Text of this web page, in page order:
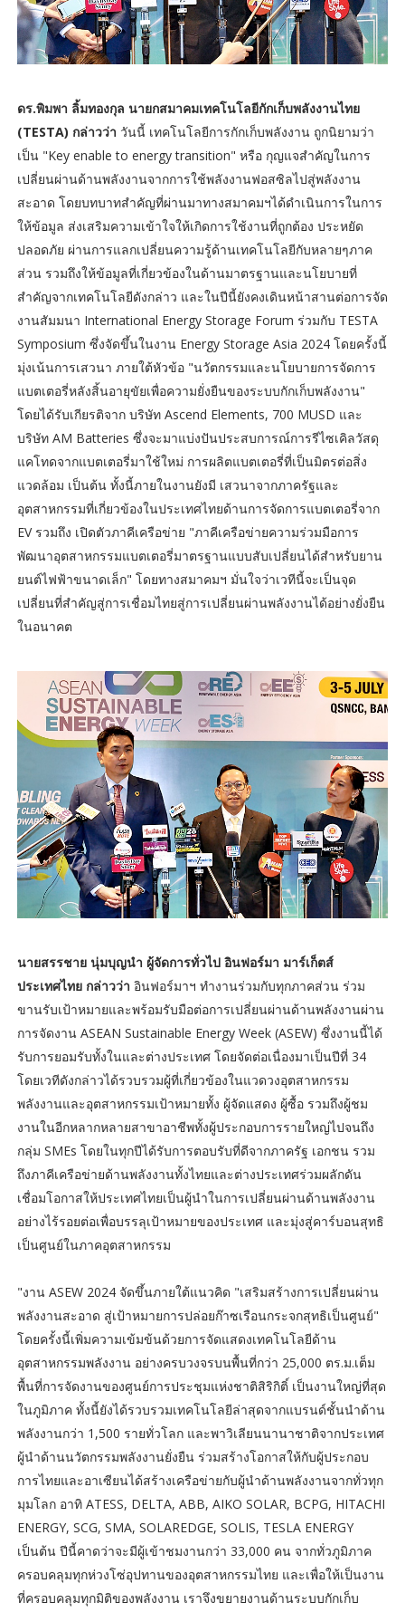
ดร.พิมพา ลิ้มทองกุล นายกสมาคมเทคโนโลยีกักเก็บพลังงานไทย
(TESTA) กล่าวว่า วันนี้ เทคโนโลยีการกักเก็บพลังงาน ถูกนิยามว่า
เป็น "Key enable to energy transition" หรือ กุญแจสำคัญในการ
เปลี่ยนผ่านด้านพลังงานจากการใช้พลังงานฟอสซิลไปสู่พลังงาน
สะอาด โดยบทบาทสำคัญที่ผ่านมาทางสมาคมฯได้ดำเนินการในการ
ให้ข้อมูล ส่งเสริมความเข้าใจให้เกิดการใช้งานที่ถูกต้อง ประหยัด
ปลอดภัย ผ่านการแลกเปลี่ยนความรู้ด้านเทคโนโลยีกับหลายๆภาค
ส่วน รวมถึงให้ข้อมูลที่เกี่ยวข้องในด้านมาตรฐานและนโยบายที่
สำคัญจากเทคโนโลยีดังกล่าว และในปีนี้ยังคงเดินหน้าสานต่อการจัด
งานสัมมนา International Energy Storage Forum ร่วมกับ TESTA
Symposium ซึ่งจัดขึ้นในงาน Energy Storage Asia 2024 โดยครั้งนี้
มุ่งเน้นการเสวนา ภายใต้หัวข้อ "นวัตกรรมและนโยบายการจัดการ
แบตเตอรี่หลังสิ้นอายุขัยเพื่อความยั่งยืนของระบบกักเก็บพลังงาน"
โดยได้รับเกียรติจาก บริษัท Ascend Elements, 700 MUSD และ
บริษัท AM Batteries ซึ่งจะมาแบ่งปันประสบการณ์การรีไซเคิลวัสดุ
แคโทดจากแบตเตอรี่มาใช้ใหม่ การผลิตแบตเตอรี่ที่เป็นมิตรต่อสิ่ง
แวดล้อม เป็นต้น ทั้งนี้ภายในงานยังมี เสวนาจากภาครัฐและ
อุตสาหกรรมที่เกี่ยวข้องในประเทศไทยด้านการจัดการแบตเตอรี่จาก
EV รวมถึง เปิดตัวภาคีเครือข่าย "ภาคีเครือข่ายความร่วมมือการ
พัฒนาอุตสาหกรรมแบตเตอรี่มาตรฐานแบบสับเปลี่ยนได้สำหรับยาน
ยนต์ไฟฟ้าขนาดเล็ก" โดยทางสมาคมฯ มั่นใจว่าเวทีนี้จะเป็นจุด
เปลี่ยนที่สำคัญสู่การเชื่อมไทยสู่การเปลี่ยนผ่านพลังงานได้อย่างยั่งยืน
ในอนาคต
นายสรรชาย นุ่มบุญนำ ผู้จัดการทั่วไป อินฟอร์มา มาร์เก็ตส์
ประเทศไทย กล่าวว่า อินฟอร์มาฯ ทำงานร่วมกับทุกภาคส่วน ร่วม
ขานรับเป้าหมายและพร้อมรับมือต่อการเปลี่ยนผ่านด้านพลังงานผ่าน
การจัดงาน ASEAN Sustainable Energy Week (ASEW) ซึ่งงานนี้ได้
รับการยอมรับทั้งในและต่างประเทศ โดยจัดต่อเนื่องมาเป็นปีที่ 34
โดยเวทีดังกล่าวได้รวบรวมผู้ที่เกี่ยวข้องในแวดวงอุตสาหกรรม
พลังงานและอุตสาหกรรมเป้าหมายทั้ง ผู้จัดแสดง ผู้ซื้อ รวมถึงผู้ชม
งานในอีกหลากหลายสาขาอาชีพทั้งผู้ประกอบการรายใหญ่ไปจนถึง
กลุ่ม SMEs โดยในทุกปีได้รับการตอบรับที่ดีจากภาครัฐ เอกชน รวม
ถึงภาคีเครือข่ายด้านพลังงานทั้งไทยและต่างประเทศร่วมผลักดัน
เชื่อมโอกาสให้ประเทศไทยเป็นผู้นำในการเปลี่ยนผ่านด้านพลังงาน
อย่างไร้รอยต่อเพื่อบรรลุเป้าหมายของประเทศ และมุ่งสู่คาร์บอนสุทธิ
เป็นศูนย์ในภาคอุตสาหกรรม
"งาน ASEW 2024 จัดขึ้นภายใต้แนวคิด "เสริมสร้างการเปลี่ยนผ่าน
พลังงานสะอาด สู่เป้าหมายการปล่อยก๊าซเรือนกระจกสุทธิเป็นศูนย์"
โดยครั้งนี้เพิ่มความเข้มข้นด้วยการจัดแสดงเทคโนโลยีด้าน
อุตสาหกรรมพลังงาน อย่างครบวงจรบนพื้นที่กว่า 25,000 ตร.ม.เต็ม
พื้นที่การจัดงานของศูนย์การประชุมแห่งชาติสิริกิติ์ เป็นงานใหญ่ที่สุด
ในภูมิภาค ทั้งนี้ยังได้รวบรวมเทคโนโลยีล่าสุดจากแบรนด์ชั้นนำด้าน
พลังงานกว่า 1,500 รายทั่วโลก และพาวิเลียนนานาชาติจากประเทศ
ผู้นำด้านนวัตกรรมพลังงานยั่งยืน ร่วมสร้างโอกาสให้กับผู้ประกอบ
การไทยและอาเซียนได้สร้างเครือข่ายกับผู้นำด้านพลังงานจากทั่วทุก
มุมโลก อาทิ ATESS, DELTA, ABB, AIKO SOLAR, BCPG, HITACHI
ENERGY, SCG, SMA, SOLAREDGE, SOLIS, TESLA ENERGY
เป็นต้น ปีนี้คาดว่าจะมีผู้เข้าชมงานกว่า 33,000 คน จากทั่วภูมิภาค
ครอบคลุมทุกห่วงโซ่อุปทานของอุตสาหกรรมไทย และเพื่อให้เป็นงาน
ที่ครอบคลุมทุกมิติของพลังงาน เราจึงขยายงานด้านระบบกักเก็บ